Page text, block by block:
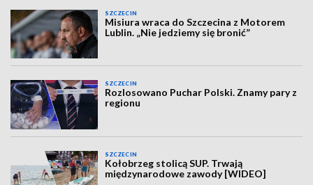
SZCZECIN
Misiura wraca do Szczecina z Motorem
Lublin. „Nie jedziemy się bronić”
SZCZECIN
Rozlosowano Puchar Polski. Znamy pary z
regionu
SZCZECIN
Kołobrzeg stolicą SUP. Trwają
międzynarodowe zawody [WIDEO]